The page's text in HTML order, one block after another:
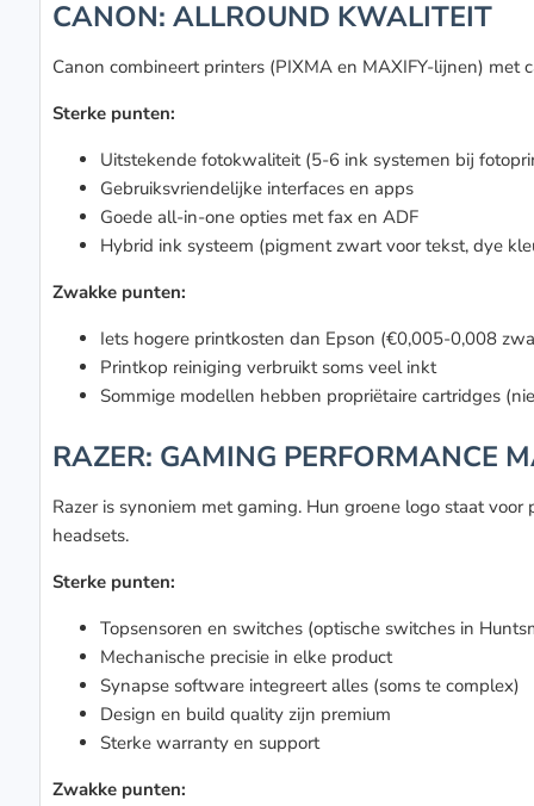
CANON: ALLROUND KWALITEIT
Canon combineert printers (PIXMA en MAXIFY-lijnen) met
Sterke punten:
Uitstekende fotokwaliteit (5-6 ink systemen bij
Gebruiksvriendelijke interfaces en apps
Goede all-in-one opties met fax en ADF
Hybrid ink systeem (pigment zwart voor tekst, dye
Zwakke punten:
Iets hogere printkosten dan Epson (€0,005-0,008
Printkop reiniging verbruikt soms veel inkt
Sommige modellen hebben propriëtaire cartridges
RAZER: GAMING PERFORMANCE
Razer is synoniem met gaming. Hun groene logo staat
headsets.
Sterke punten:
Topsensoren en switches (optische switches in
Mechanische precisie in elke product
Synapse software integreert alles (soms te complex)
Design en build quality zijn premium
Sterke warranty en support
Zwakke punten: